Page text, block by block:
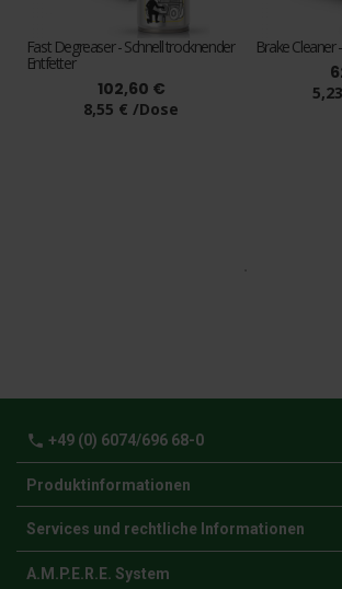
Fast Degreaser - Schnell trocknender
Entfetter
102,60 €
8,55 € /Dose
Brake Cleaner
phone +49 (0) 6074/696 68-0
Produktinformationen
Services und rechtliche Informationen
A.M.P.E.R.E. System